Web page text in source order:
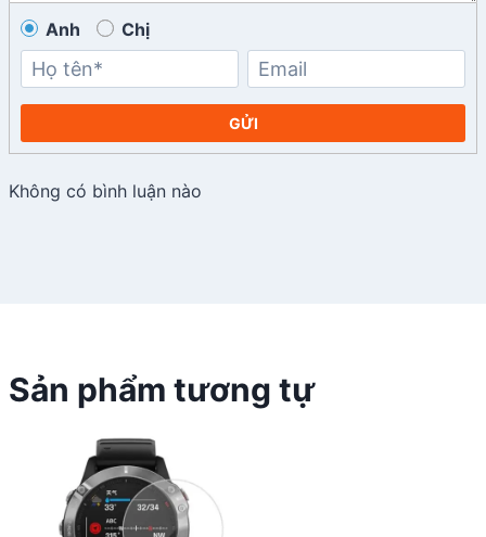
Anh Chị
GỬI
Không có bình luận nào
Sản phẩm tương tự